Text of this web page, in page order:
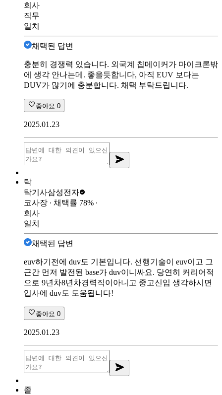
회사
직무
일치
채택된 답변
충분히 경쟁력 있습니다. 외국계 칩메이커가 마이크론밖
에 생각 안나는데. 좋을듯합니다, 아직 EUV 보다는
DUV가 많기에 충분합니다. 채택 부탁드립니다.
좋아요 0
2025.01.23
탁
탁기사삼성전자
코사장 ∙ 채택률 78% ∙
회사
일치
채택된 답변
euv하기전에 duv도 기본입니다. 선행기술이 euv이고 그
근간 먼저 발전된 base가 duv이니싸요. 당연히 커리어적
으로 9년차8년차경력직이아니고 중고신입 생각하시면
입사에 duv도 도움됩니다!
좋아요 0
2025.01.23
졸